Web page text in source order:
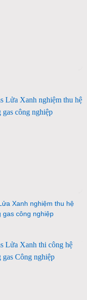
Xanh nghiệm thu hệ
gas công nghiệp